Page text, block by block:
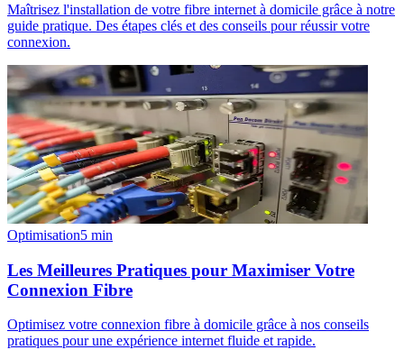
Maîtrisez l'installation de votre fibre internet à domicile grâce à notre
guide pratique. Des étapes clés et des conseils pour réussir votre
connexion.
Optimisation5 min
Les Meilleures Pratiques pour Maximiser Votre
Connexion Fibre
Optimisez votre connexion fibre à domicile grâce à nos conseils
pratiques pour une expérience internet fluide et rapide.